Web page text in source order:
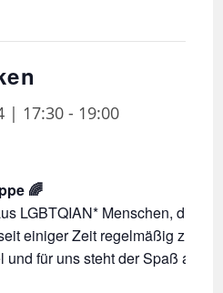
| 17:30 - 19:00
🌈
LGBTQIAN* Menschen, die
einiger Zeit regelmäßig zum
für uns steht der Spaß am